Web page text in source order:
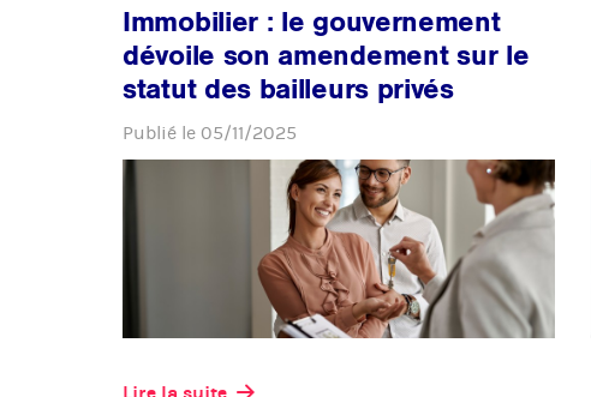
Immobilier : le gouvernement
dévoile son amendement sur le
statut des bailleurs privés
Publié le 05/11/2025